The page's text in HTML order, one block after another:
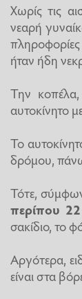
Χωρίς τις
νεαρή
ήταν ήδη
Την κοπέλα,
αυτοκίνητο
Το
δρόμου,
Τότε,
περίπου
σακίδιο, το
Αργότερα,
είναι στα